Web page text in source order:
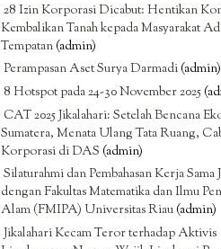
28 Izin Korporasi Dicabut: Hentikan
Kembalikan Tanah kepada Masyarakat
Tempatan(admin)
Perampasan Aset Surya Darmadi(admin)
8 Hotspot pada 24-30 November 2025
CAT 2025 Jikalahari: Setelah Bencana
Sumatera, Menata Ulang Tata Ruang,
Korporasi di DAS (admin)
Silaturahmi dan Pembahasan Kerja Sama
dengan Fakultas Matematika dan Ilmu
Alam (FMIPA) Universitas Riau(admin)
Jikalahari Kecam Teror terhadap Aktivis